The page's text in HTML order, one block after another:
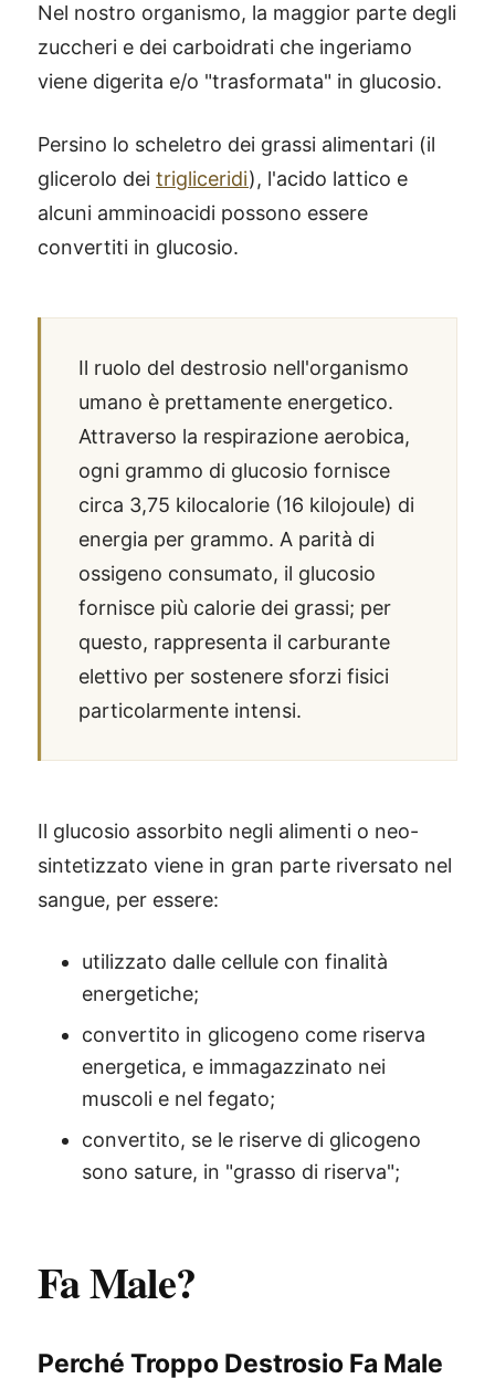
Nel nostro organismo, la maggior parte degli
zuccheri e dei carboidrati che ingeriamo
viene digerita e/o "trasformata" in glucosio.
Persino lo scheletro dei grassi alimentari (il
glicerolo dei trigliceridi), l'acido lattico e
alcuni amminoacidi possono essere
convertiti in glucosio.
Il ruolo del destrosio nell'organismo
umano è prettamente energetico.
Attraverso la respirazione aerobica,
ogni grammo di glucosio fornisce
circa 3,75 kilocalorie (16 kilojoule) di
energia per grammo. A parità di
ossigeno consumato, il glucosio
fornisce più calorie dei grassi; per
questo, rappresenta il carburante
elettivo per sostenere sforzi fisici
particolarmente intensi.
Il glucosio assorbito negli alimenti o neo-
sintetizzato viene in gran parte riversato nel
sangue, per essere:
utilizzato dalle cellule con finalità
energetiche;
convertito in glicogeno come riserva
energetica, e immagazzinato nei
muscoli e nel fegato;
convertito, se le riserve di glicogeno
sono sature, in "grasso di riserva";
Fa Male?
Perché Troppo Destrosio Fa Male